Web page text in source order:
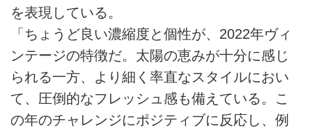
を表現している。
「ちょうど良い濃縮度と個性が、2022年ヴィ
ンテージの特徴だ。太陽の恵みが十分に感じ
られる一方、より細く率直なスタイルにおい
て、圧倒的なフレッシュ感も備えている。こ
の年のチャレンジにポジティブに反応し、例